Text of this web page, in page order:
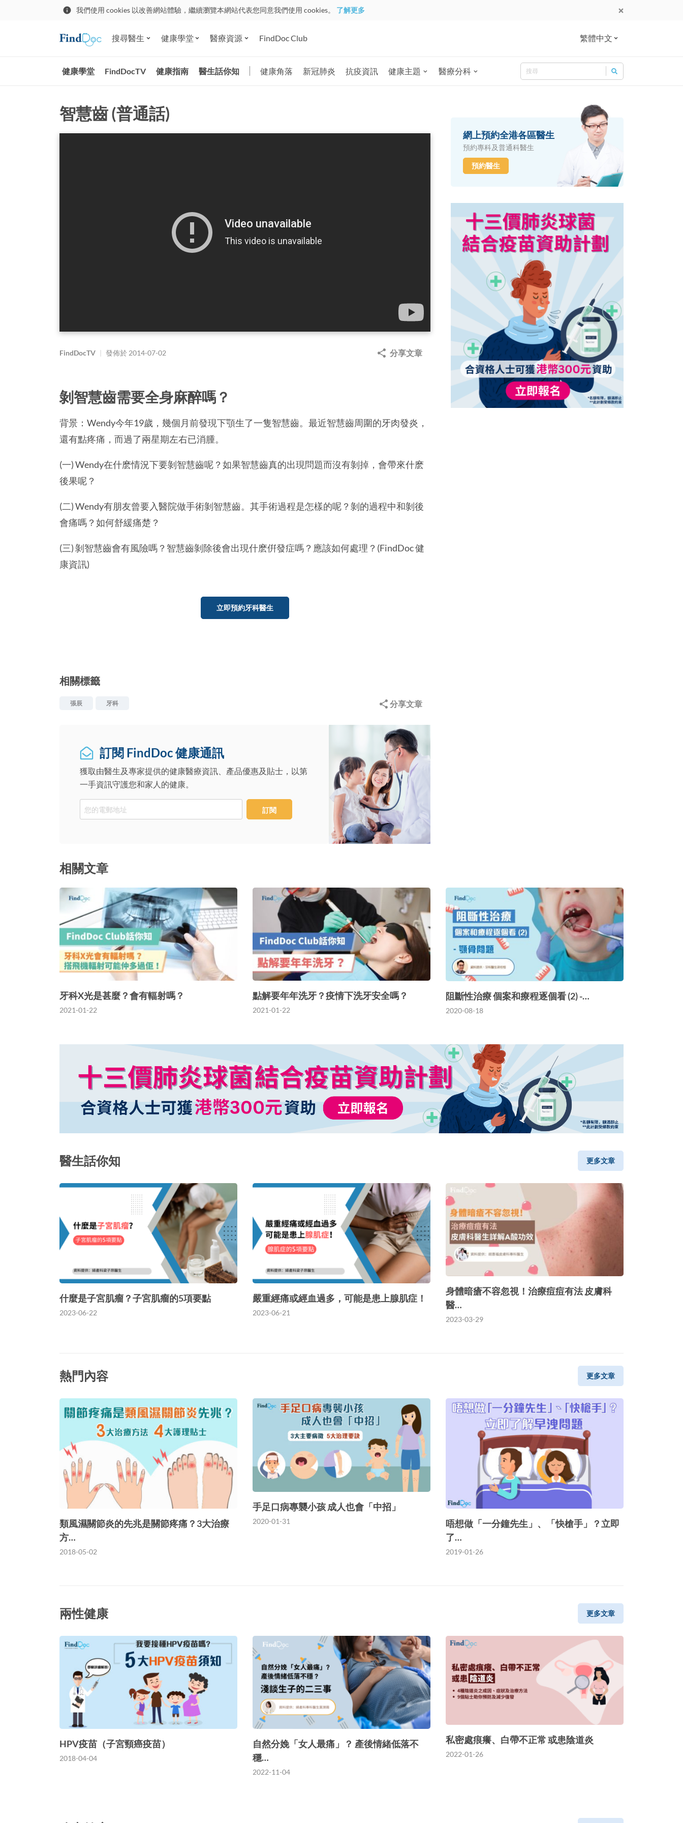
我們使用 cookies 以改善網站體驗，繼續瀏覽本網站代表您同意我們使用 cookies。 了解更多
搜尋醫生 健康學堂 醫療資源 FindDoc Club 繁體中文
健康學堂 FindDocTV 健康指南 醫生話你知 健康角落 新冠肺炎 抗疫資訊 健康主題 醫療分科
Search for:
Search
智慧齒 (普通話)
FindDocTV | 發佈於 2014-07-02 分享文章
剝智慧齒需要全身麻醉嗎？
背景：Wendy今年19歲，幾個月前發現下顎生了一隻智慧齒。最近智慧齒周圍的牙肉發炎，
還有點疼痛，而過了兩星期左右已消腫。
(一) Wendy在什麽情況下要剝智慧齒呢？如果智慧齒真的出現問題而沒有剝掉，會帶來什麽
後果呢？
(二) Wendy有朋友曾要入醫院做手術剝智慧齒。其手術過程是怎樣的呢？剝的過程中和剝後
會痛嗎？如何舒緩痛楚？
(三) 剝智慧齒會有風險嗎？智慧齒剝除後會出現什麽倂發症嗎？應該如何處理？(FindDoc 健
康資訊)
立即預約牙科醫生
相關標籤
張辰 牙科 分享文章
訂閱 FindDoc 健康通訊
獲取由醫生及專家提供的健康醫療資訊、產品優惠及貼士，以第
一手資訊守護您和家人的健康。
Email
訂閱
網上預約全港各區醫生
預約專科及普通科醫生
預約醫生
相關文章
牙科X光是甚麼？會有輻射嗎？
2021-01-22
點解要年年洗牙？疫情下洗牙安全嗎？
2021-01-22
阻斷性治療 個案和療程逐個看 (2) -…
2020-08-18
醫生話你知 更多文章
什麼是子宮肌瘤？子宮肌瘤的5項要點
2023-06-22
嚴重經痛或經血過多，可能是患上腺肌症！
2023-06-21
身體暗瘡不容忽視！治療痘痘有法 皮膚科
醫…
2023-03-29
熱門內容 更多文章
類風濕關節炎的先兆是關節疼痛？3大治療
方…
2018-05-02
手足口病專襲小孩 成人也會「中招」
2020-01-31
唔想做「一分鐘先生」、「快槍手」？立即
了…
2019-01-26
兩性健康 更多文章
HPV疫苗（子宮頸癌疫苗）
2018-04-04
自然分娩「女人最痛」？ 產後情緒低落不
穩…
2022-11-04
私密處痕癢、白帶不正常 或患陰道炎
2022-01-26